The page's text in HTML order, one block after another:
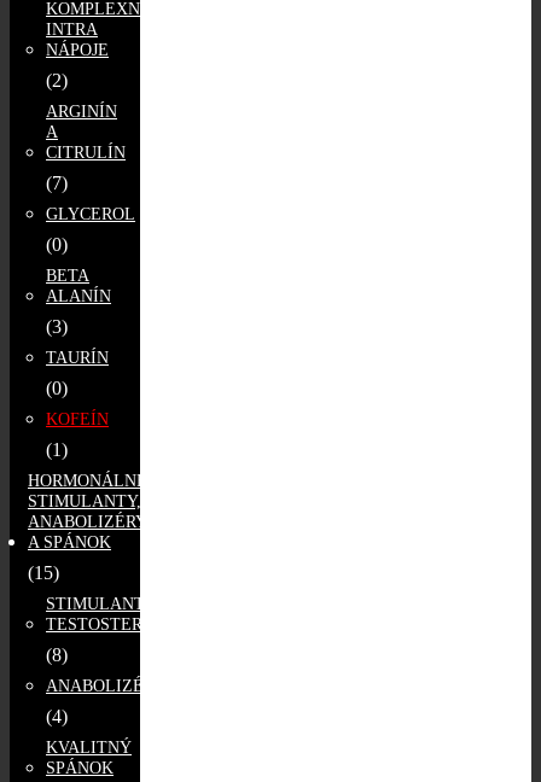
KOMPLEXNÉ
INTRA
NÁPOJE
(2)
ARGINÍN
A
CITRULÍN
(7)
GLYCEROL
(0)
BETA
ALANÍN
(3)
TAURÍN
(0)
KOFEÍN
(1)
HORMONÁLNE
STIMULANTY,
ANABOLIZÉRY
A SPÁNOK
(15)
STIMULANTY
TESTOSTERÓNU
(8)
ANABOLIZÉRY
(4)
KVALITNÝ
SPÁNOK